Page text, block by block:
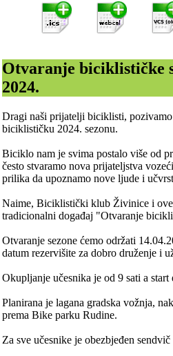
Otvaranje biciklističke
2024.
Dragi naši prijatelji biciklisti,
biciklističku 2024. sezonu.
Biciklo nam je svima postalo više od
često stvaramo nova prijateljstva
prilika da upoznamo nove ljude i
Naime, Biciklistički klub Živinice i ove
tradicionalni događaj "Otvaranje
Otvaranje sezone ćemo održati
datum rezervišite za dobro druženje i
Okupljanje učesnika je od 9 sati a start
Planirana je lagana gradska vožnja,
prema Bike parku Rudine.
Za sve učesnike je obezbjeđen